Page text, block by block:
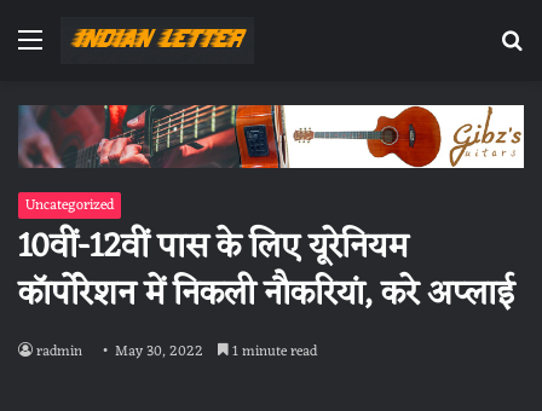
Menu
Uncategorized
10वीं-12वीं पास के लिए यूरेनियम
कॉर्पोरेशन में निकली नौकरियां, करे अप्लाई
radmin May 30, 2022 1 minute read